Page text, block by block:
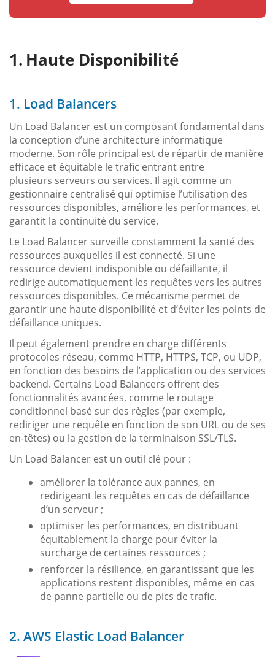
Haute Disponibilité
1. Load Balancers
Un Load Balancer est un composant fondamental dans
la conception d’une architecture informatique
moderne. Son rôle principal est de répartir de manière
efficace et équitable le trafic entrant entre
plusieurs serveurs ou services. Il agit comme un
gestionnaire centralisé qui optimise l’utilisation des
ressources disponibles, améliore les performances, et
garantit la continuité du service.
Le Load Balancer surveille constamment la santé des
ressources auxquelles il est connecté. Si une
ressource devient indisponible ou défaillante, il
redirige automatiquement les requêtes vers les autres
ressources disponibles. Ce mécanisme permet de
garantir une haute disponibilité et d’éviter les points de
défaillance uniques.
Il peut également prendre en charge différents
protocoles réseau, comme HTTP, HTTPS, TCP, ou UDP,
en fonction des besoins de l’application ou des services
backend. Certains Load Balancers offrent des
fonctionnalités avancées, comme le routage
conditionnel basé sur des règles (par exemple,
rediriger une requête en fonction de son URL ou de ses
en-têtes) ou la gestion de la terminaison SSL/TLS.
Un Load Balancer est un outil clé pour :
améliorer la tolérance aux pannes, en
redirigeant les requêtes en cas de défaillance
d’un serveur ;
optimiser les performances, en distribuant
équitablement la charge pour éviter la
surcharge de certaines ressources ;
renforcer la résilience, en garantissant que les
applications restent disponibles, même en cas
de panne partielle ou de pics de trafic.
2. AWS Elastic Load Balancer